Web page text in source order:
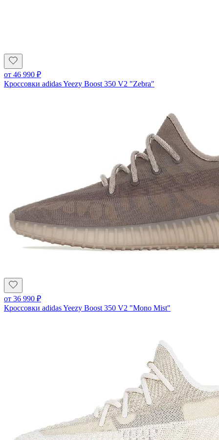
от 46 990 ₽
Кроссовки adidas Yeezy Boost 350 V2 "Zebra"
от 36 990 ₽
Кроссовки adidas Yeezy Boost 350 V2 "Mono Mist"